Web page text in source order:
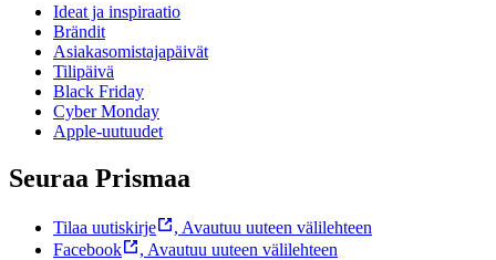
Ideat ja inspiraatio
Brändit
Asiakasomistajapäivät
Tilipäivä
Black Friday
Cyber Monday
Apple-uutuudet
Seuraa Prismaa
Tilaa uutiskirje , Avautuu uuteen välilehteen
Facebook
, Avautuu uuteen välilehteen